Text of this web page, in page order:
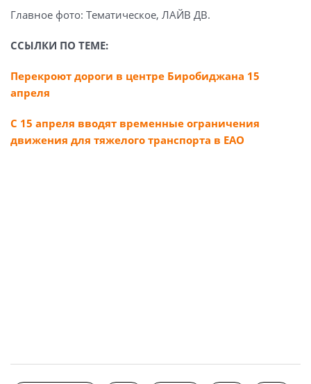
Главное фото: Тематическое, ЛАЙВ ДВ.
ССЫЛКИ ПО ТЕМЕ:
Перекроют дороги в центре Биробиджана 15
апреля
С 15 апреля вводят временные ограничения
движения для тяжелого транспорта в ЕАО